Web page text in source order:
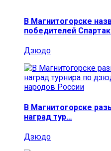
В Магнитогорске
победителей
Дзюдо
В Магнитогорске
наград тур…
Дзюдо